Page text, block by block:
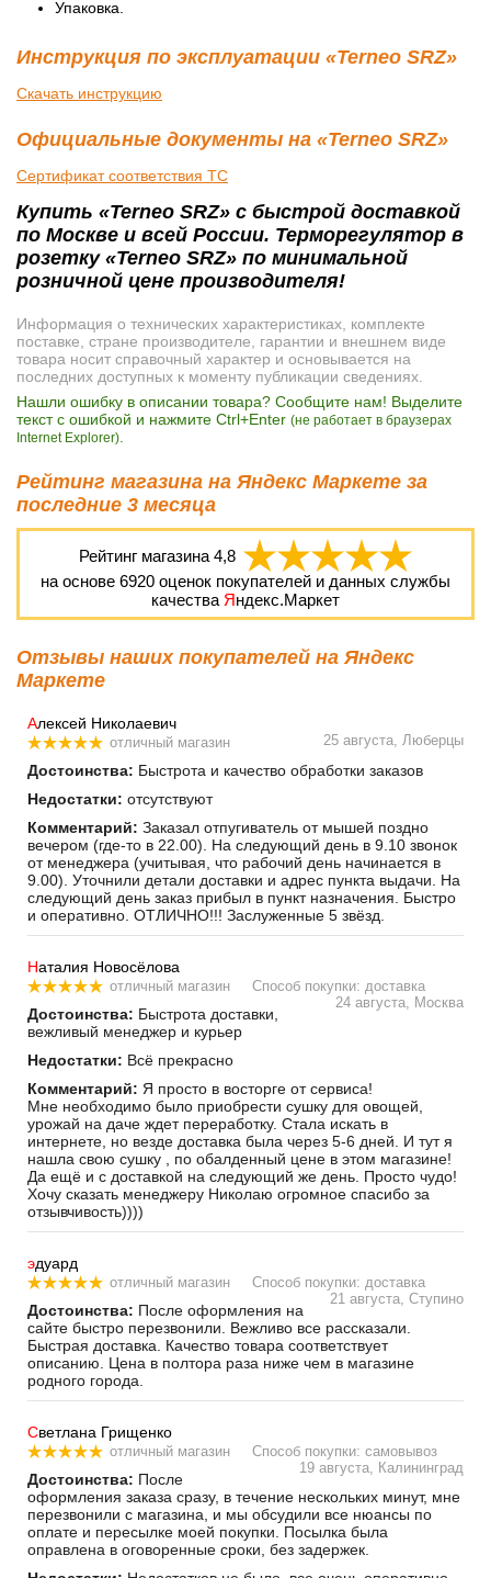
Упаковка.
Инструкция по эксплуатации «Terneo SRZ»
Скачать инструкцию
Официальные документы на «Terneo SRZ»
Сертификат соответствия ТС
Купить «Terneo SRZ» с быстрой доставкой
по Москве и всей России. Терморегулятор в
розетку «Terneo SRZ» по минимальной
розничной цене производителя!
Информация о технических характеристиках, комплекте
поставке, стране производителе, гарантии и внешнем виде
товара носит справочный характер и основывается на
последних доступных к моменту публикации сведениях.
Нашли ошибку в описании товара? Сообщите нам! Выделите
текст с ошибкой и нажмите Ctrl+Enter (не работает в браузерах
Internet Explorer)
Рейтинг магазина на Яндекс Маркете за
последние 3 месяца
Рейтинг магазина 4,8
на основе 6920 оценок покупателей и данных службы
качества Яндекс.Маркет
Отзывы наших покупателей на Яндекс
Маркете
Алексей Николаевич
отличный магазин 25 августа, Люберцы
Достоинства: Быстрота и качество обработки заказов
Недостатки: отсутствуют
Комментарий: Заказал отпугиватель от мышей поздно
вечером (где-то в 22.00). На следующий день в 9.10 звонок
от менеджера (учитывая, что рабочий день начинается в
9.00). Уточнили детали доставки и адрес пункта выдачи. На
следующий день заказ прибыл в пункт назначения. Быстро
и оперативно. ОТЛИЧНО!!! Заслуженные 5 звёзд.
Наталия Новосёлова
отличный магазин
Способ покупки: доставка
24 августа, Москва
Достоинства: Быстрота доставки,
вежливый менеджер и курьер
Недостатки: Всё прекрасно
Комментарий: Я просто в восторге от сервиса!
Мне необходимо было приобрести сушку для овощей,
урожай на даче ждет переработку. Стала искать в
интернете, но везде доставка была через 5-6 дней. И тут я
нашла свою сушку , по обалденный цене в этом магазине!
Да ещё и с доставкой на следующий же день. Просто чудо!
Хочу сказать менеджеру Николаю огромное спасибо за
отзывчивость))))
эдуард
отличный магазин
Способ покупки: доставка
21 августа, Ступино
Достоинства: После оформления на
сайте быстро перезвонили. Вежливо все рассказали.
Быстрая доставка. Качество товара соответствует
описанию. Цена в полтора раза ниже чем в магазине
родного города.
Светлана Грищенко
отличный магазин
Способ покупки: самовывоз
19 августа, Калининград
Достоинства: После
оформления заказа сразу, в течение нескольких минут, мне
перезвонили с магазина, и мы обсудили все нюансы по
оплате и пересылке моей покупки. Посылка была
оправлена в оговоренные сроки, без задержек.